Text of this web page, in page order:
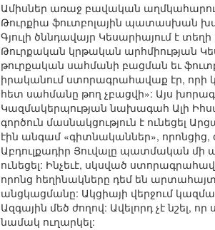
Ամիսներ առաջ բավական
Թուրքիա ֆուտբոլային պատասխան
Գյուլի ծննդավայր Կեսարիայում է
Թուրքական կրթական արհմիության
թուրքական սահմանի բացման եւ
իրականում ստորագրահավաք էր, որի
հետ սահմանը թող չբացվի»: Այս
Կազմակերպության նախագահ Ալի
գործուն մասնակցություն է ունեցել
էին անգամ «գիտնականներ»,
Աբդուլքադիր Յուվալը պատմական մի
ունեցել: Ինչեւէ, սկսված
որոնց հեղինակները դեմ են
անցկացմանը: Ակցիայի վերջում
Ազգային մեծ ժողով: Ավելորդ չէ նշել,
նամակ ուղարկել: